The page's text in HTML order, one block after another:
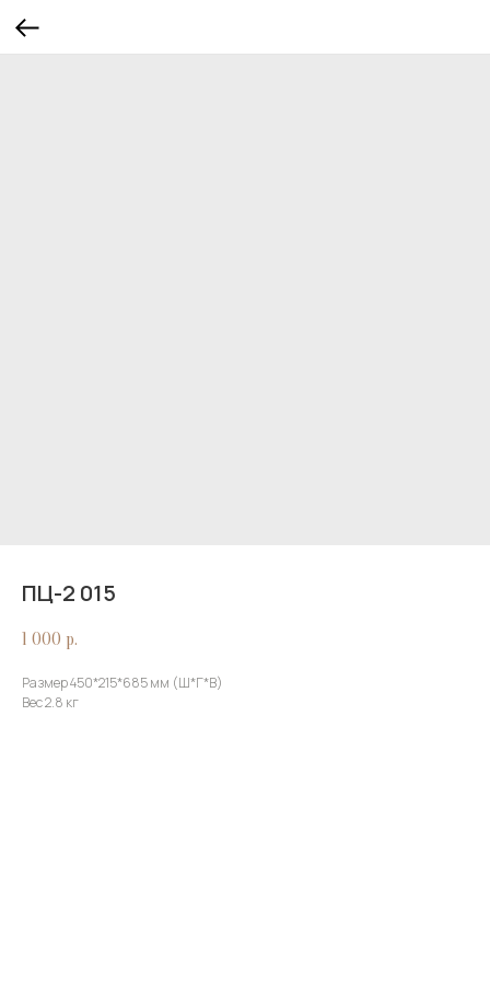
ПЦ-2 015
1 000 р.
Размер 450*215*685 мм (Ш*Г*В)
Вес 2.8 кг